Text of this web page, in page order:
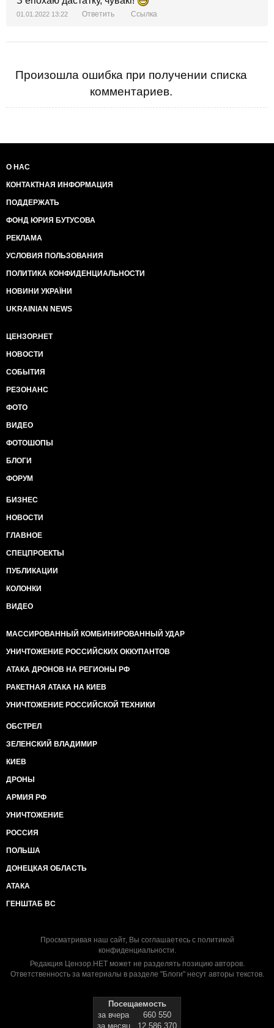
01.01.2022 13:22 Ответить Ссылка
Произошла ошибка при получении списка
комментариев.
О НАС
КОНТАКТНАЯ ИНФОРМАЦИЯ
ПОДДЕРЖАТЬ
ФОНД ЮРИЯ БУТУСОВА
РЕКЛАМА
УСЛОВИЯ ПОЛЬЗОВАНИЯ
ПОЛИТИКА КОНФИДЕНЦИАЛЬНОСТИ
НОВИНИ УКРАЇНИ
UKRAINIAN NEWS
ЦЕНЗОР.НЕТ
НОВОСТИ
СОБЫТИЯ
РЕЗОНАНС
ФОТО
ВИДЕО
ФОТОШОПЫ
БЛОГИ
ФОРУМ
БИЗНЕС
НОВОСТИ
ГЛАВНОЕ
СПЕЦПРОЕКТЫ
ПУБЛИКАЦИИ
КОЛОНКИ
ВИДЕО
МАССИРОВАННЫЙ КОМБИНИРОВАННЫЙ УДАР
УНИЧТОЖЕНИЕ РОССИЙСКИХ ОККУПАНТОВ
АТАКА ДРОНОВ НА РЕГИОНЫ РФ
РАКЕТНАЯ АТАКА НА КИЕВ
УНИЧТОЖЕНИЕ РОССИЙСКОЙ ТЕХНИКИ
ОБСТРЕЛ
ЗЕЛЕНСКИЙ ВЛАДИМИР
КИЕВ
ДРОНЫ
АРМИЯ РФ
УНИЧТОЖЕНИЕ
РОССИЯ
ПОЛЬША
ДОНЕЦКАЯ ОБЛАСТЬ
АТАКА
ГЕНШТАБ ВС
Просматривая наш сайт, Вы соглашаетесь с политикой
конфиденциальности.
Редакция Цензор.НЕТ может не разделять позицию авторов.
Ответственность за материалы в разделе "Блоги" несут авторы текстов.
Посещаемость
за вчера
660 550
за месяц
12 586 370